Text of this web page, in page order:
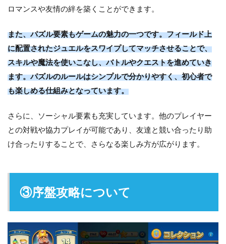
ロマンスや友情の絆を築くことができます。
また、パズル要素もゲームの魅力の一つです。フィールド上
に配置されたジュエルをスワイプしてマッチさせることで、
スキルや魔法を使いこなし、バトルやクエストを進めていき
ます。パズルのルールはシンプルで分かりやすく、初心者で
も楽しめる仕組みとなっています。
さらに、ソーシャル要素も充実しています。他のプレイヤー
との対戦や協力プレイが可能であり、友達と競い合ったり助
け合ったりすることで、さらなる楽しみ方が広がります。
③序盤攻略について